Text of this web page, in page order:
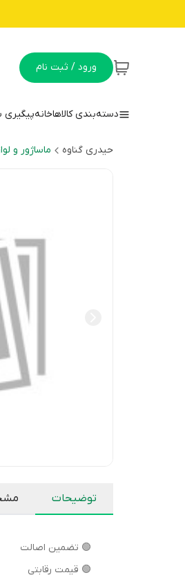
ورود / ثبت نام
دسته‌بندی کالاهاخانه
حیدری گناوه ماساژور و
توضیحات
🟢 تضمین اصالت
🟢 قیمت رقابتی